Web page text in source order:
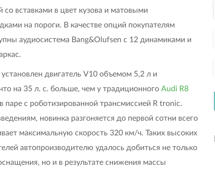
со вставками в цвет кузова и матовыми
на пороги. В качестве опций покупателям
аудиосистема Bang&Olufsen с 12 динамиками и
двигатель V10 объемом 5,2 л и
на 35 л. с. больше, чем у традиционного Audi R8
паре с роботизированной трансмиссией R tronic.
новинка разгоняется до первой сотни всего
максимальную скорость 320 км/ч. Таких высоких
автопроизводителю удалось добиться не только
но и в результате снижения массы